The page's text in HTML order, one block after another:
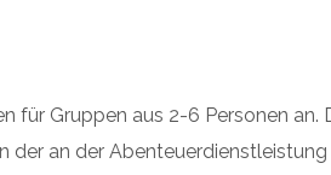
für Gruppen aus 2-6 Personen
an der